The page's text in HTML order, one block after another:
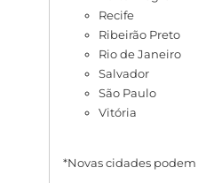
Recife
Ribeirão Preto
Rio de Janeiro
Salvador
São Paulo
Vitória
*Novas cidades